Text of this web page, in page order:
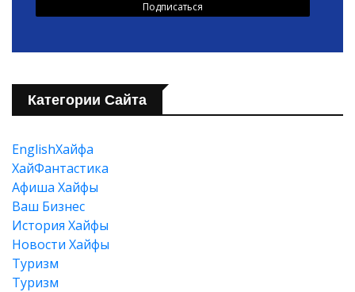
Категории Сайта
EnglishХайфа
XайФантастика
Афиша Хайфы
Ваш Бизнес
История Хайфы
Новости Хайфы
Туризм
Туризм